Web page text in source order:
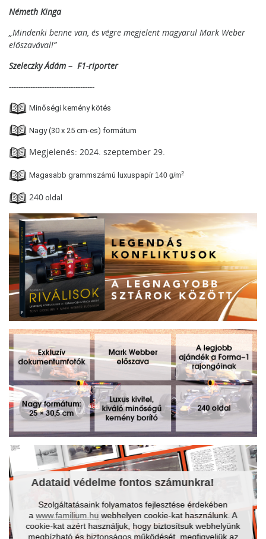
Adataid védelme fontos számunkra!
Szolgáltatásaink folyamatos fejlesztése érdekében
awww.familium.hu webhelyen cookie-kat használunk. A
cookie-kat azért használjuk, hogy biztosítsuk webhelyünk
megbízható és biztonságos működését, megfigyeljük az
Németh Kinga
„Mindenki benne van, és végre megjelent magyarul Mark Weber
előszavával!”
Szeleczky Ádám – F1-riporter
------------------------------------
Minőségi kemény kötés
Nagy (30 x 25 cm-es) formátum
Megjelenés: 2024. szeptember 29.
Magasabb grammszámú luxuspapír 140 g/m2
240 oldal